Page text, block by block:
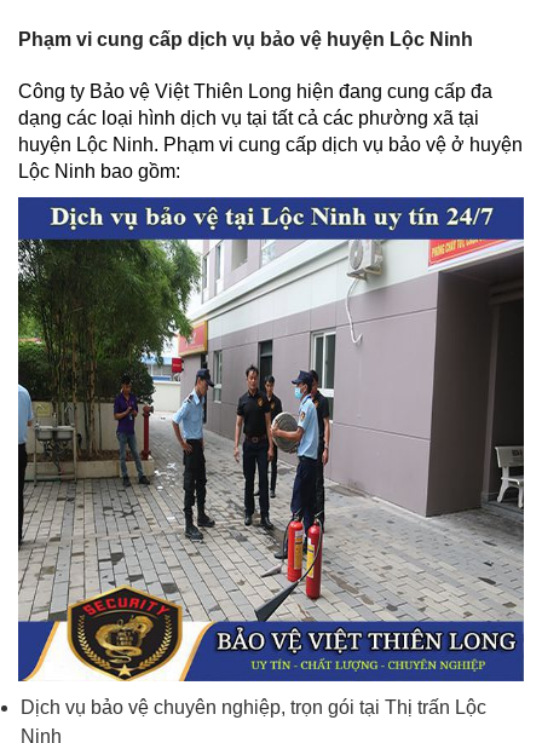
Phạm vi cung cấp dịch vụ bảo vệ huyện Lộc Ninh
Công ty Bảo vệ Việt Thiên Long hiện đang cung cấp đa
dạng các loại hình dịch vụ tại tất cả các phường xã tại
huyện Lộc Ninh. Phạm vi cung cấp dịch vụ bảo vệ ở huyện
Lộc Ninh bao gồm:
Dịch vụ bảo vệ chuyên nghiệp, trọn gói tại Thị trấn Lộc
Ninh